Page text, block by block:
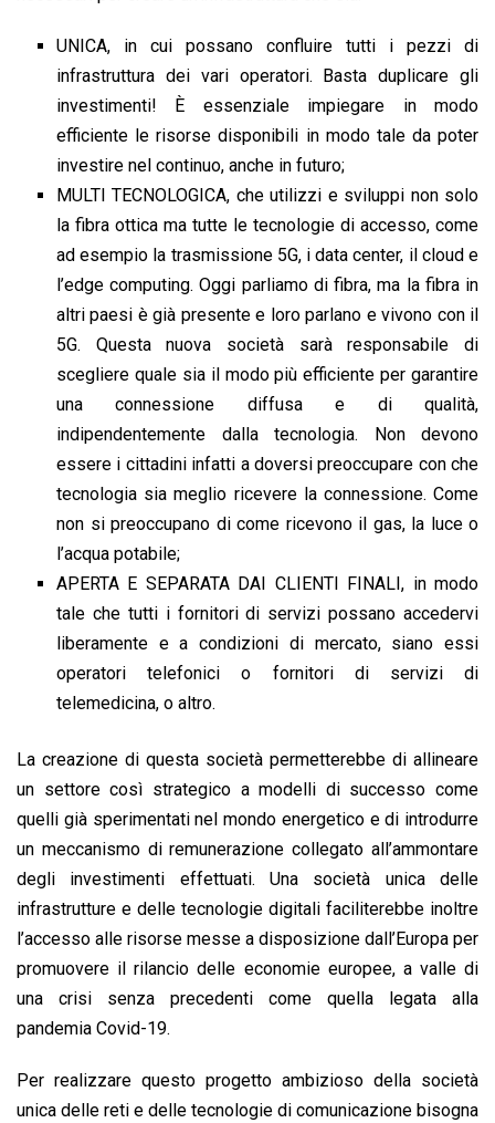
UNICA, in cui possano confluire tutti i pezzi di
infrastruttura dei vari operatori. Basta duplicare gli
investimenti! È essenziale impiegare in modo
efficiente le risorse disponibili in modo tale da poter
investire nel continuo, anche in futuro;
MULTI TECNOLOGICA, che utilizzi e sviluppi non solo
la fibra ottica ma tutte le tecnologie di accesso, come
ad esempio la trasmissione 5G, i data center, il cloud e
l’edge computing. Oggi parliamo di fibra, ma la fibra in
altri paesi è già presente e loro parlano e vivono con il
5G. Questa nuova società sarà responsabile di
scegliere quale sia il modo più efficiente per garantire
una connessione diffusa e di qualità,
indipendentemente dalla tecnologia. Non devono
essere i cittadini infatti a doversi preoccupare con che
tecnologia sia meglio ricevere la connessione. Come
non si preoccupano di come ricevono il gas, la luce o
l’acqua potabile;
APERTA E SEPARATA DAI CLIENTI FINALI, in modo
tale che tutti i fornitori di servizi possano accedervi
liberamente e a condizioni di mercato, siano essi
operatori telefonici o fornitori di servizi di
telemedicina, o altro.
La creazione di questa società permetterebbe di allineare
un settore così strategico a modelli di successo come
quelli già sperimentati nel mondo energetico e di introdurre
un meccanismo di remunerazione collegato all’ammontare
degli investimenti effettuati. Una società unica delle
infrastrutture e delle tecnologie digitali faciliterebbe inoltre
l’accesso alle risorse messe a disposizione dall’Europa per
promuovere il rilancio delle economie europee, a valle di
una crisi senza precedenti come quella legata alla
pandemia Covid-19.
Per realizzare questo progetto ambizioso della società
unica delle reti e delle tecnologie di comunicazione bisogna